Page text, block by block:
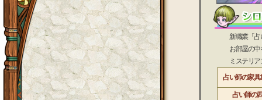
新職業「占い
お部屋の中を
ミステリアス
占い師の家具
占い師の